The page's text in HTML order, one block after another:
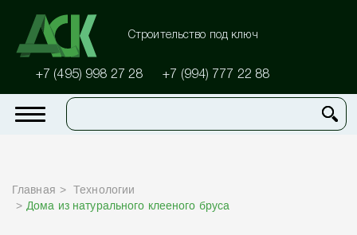
Строительство под ключ
+7 (495) 998 27 28 +7 (994) 777 22 88
Главная
Технологии
Дома из натурального клееного бруса